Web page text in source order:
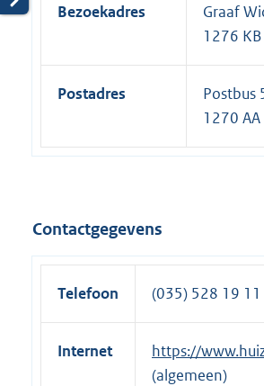
Bezoekadres
Graaf
1276 KB
Postadres
Postbus
1270 AA
Contactgegevens
Telefoon (035) 528 19
Internet
E
x
https://
(algemeen)